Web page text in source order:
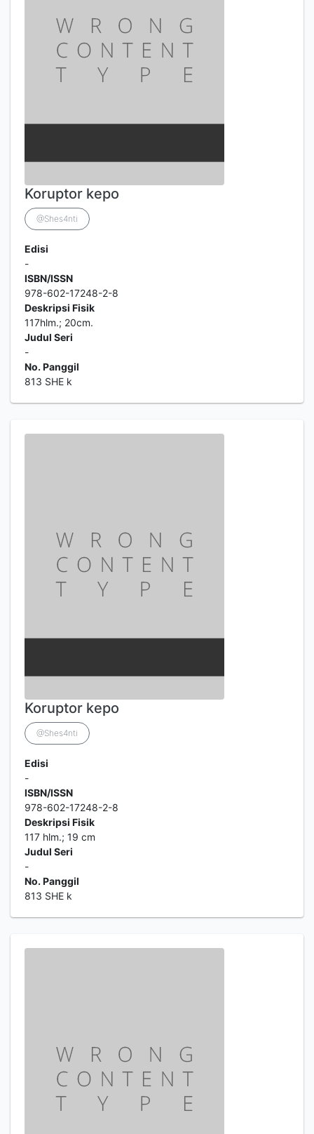
Koruptor kepo
@Shes4nti
Edisi
-
ISBN/ISSN
978-602-17248-2-8
Deskripsi Fisik
117hlm.; 20cm.
Judul Seri
-
No. Panggil
813 SHE k
Koruptor kepo
@Shes4nti
Edisi
-
ISBN/ISSN
978-602-17248-2-8
Deskripsi Fisik
117 hlm.; 19 cm
Judul Seri
-
No. Panggil
813 SHE k